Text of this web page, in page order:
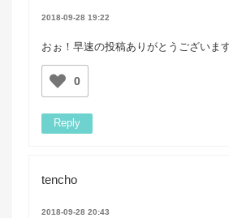
2018-09-28 19:22
おぉ！早速の投稿ありがとうございま
0
Reply
tencho
2018-09-28 20:43